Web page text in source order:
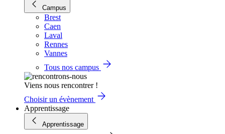
Campus
Brest
Caen
Laval
Rennes
Vannes
Tous nos campus
Viens nous rencontrer !
Choisir un évènement
Apprentissage
Apprentissage